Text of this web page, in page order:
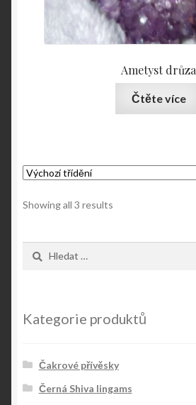
Ametyst drůza
Čtěte více
Showing all 3 results
Kategorie produktů
Čakrové přívěsky
Černá Shiva lingams